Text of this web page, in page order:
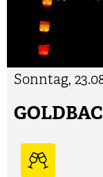
Sonntag,